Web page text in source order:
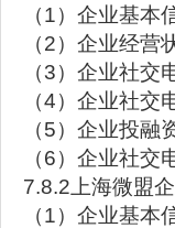
（1）企业基本
（2）企业经营
（3）企业社交
（4）企业社交
（5）企业投融
（6）企业社交
7.8.2上海微盟
（1）企业基本